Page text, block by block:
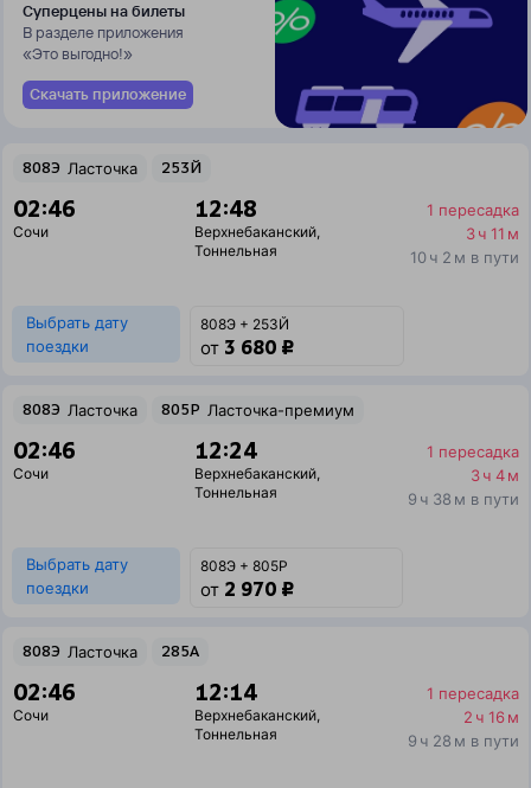
Суперцены на билеты
В разделе приложения
«Это выгодно!»
Скачать приложение
808Э Ласточка 253Й
02:46
Сочи
12:48
Верхнебаканский,
Тоннельная
1 пересадка
3 ч 11 м
10 ч 2 м в пути
Выбрать дату
поездки
808Э + 253Й
от 3 680 ₽
808Э Ласточка 805Р Ласточка-премиум
02:46
Сочи
12:24
Верхнебаканский,
Тоннельная
1 пересадка
3 ч 4 м
9 ч 38 м в пути
Выбрать дату
поездки
808Э + 805Р
от 2 970 ₽
808Э Ласточка 285А
02:46
Сочи
12:14
Верхнебаканский,
Тоннельная
1 пересадка
2 ч 16 м
9 ч 28 м в пути